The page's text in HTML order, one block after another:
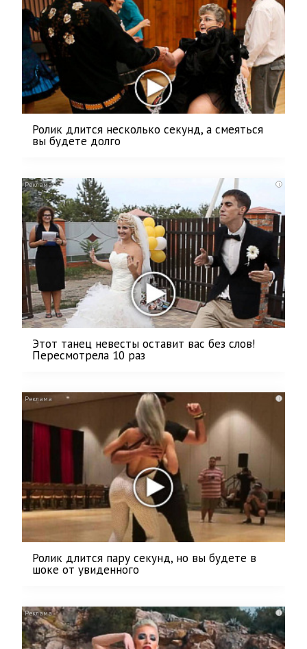
Ролик длится несколько секунд, а смеяться
вы будете долго
i
Этот танец невесты оставит вас без слов!
Пересмотрела 10 раз
i
Ролик длится пару секунд, но вы будете в
шоке от увиденного
i